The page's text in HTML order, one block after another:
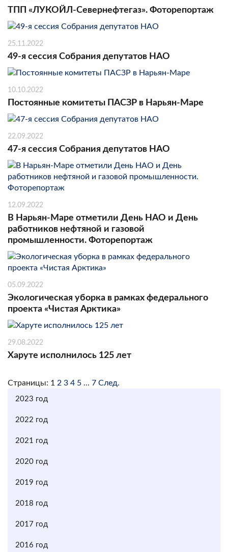
ТПП «ЛУКОЙЛ-Севернефтегаз». Фоторепортаж
25.11.2022
49-я сессия Собрания депутатов НАО
10.10.2022
Постоянные комитеты ПАСЗР в Нарьян-Маре
22.09.2022
47-я сессия Собрания депутатов НАО
12.09.2022
В Нарьян-Маре отметили День НАО и День
работников нефтяной и газовой
промышленности. Фоторепортаж
05.09.2022
Экологическая уборка в рамках федерального
проекта «Чистая Арктика»
29.08.2022
Харуте исполнилось 125 лет
Страницы: 1 2 3 4 5 ... 7 След.
2023 год
2022 год
2021 год
2020 год
2019 год
2018 год
2017 год
2016 год